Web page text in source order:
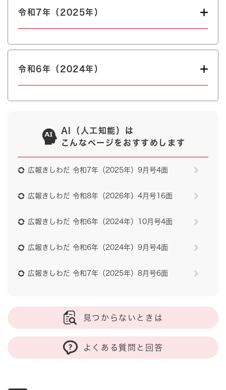
令和7年（2025年）
令和6年（2024年）
AI（人工知能）は
こんなページをおすすめします
広報きしわだ 令和7年（2025年）9月号4面
広報きしわだ 令和8年（2026年）4月号16面
広報きしわだ 令和6年（2024年）10月号4面
広報きしわだ 令和6年（2024年）9月号4面
広報きしわだ 令和7年（2025年）8月号6面
見つからないときは
よくある質問と回答